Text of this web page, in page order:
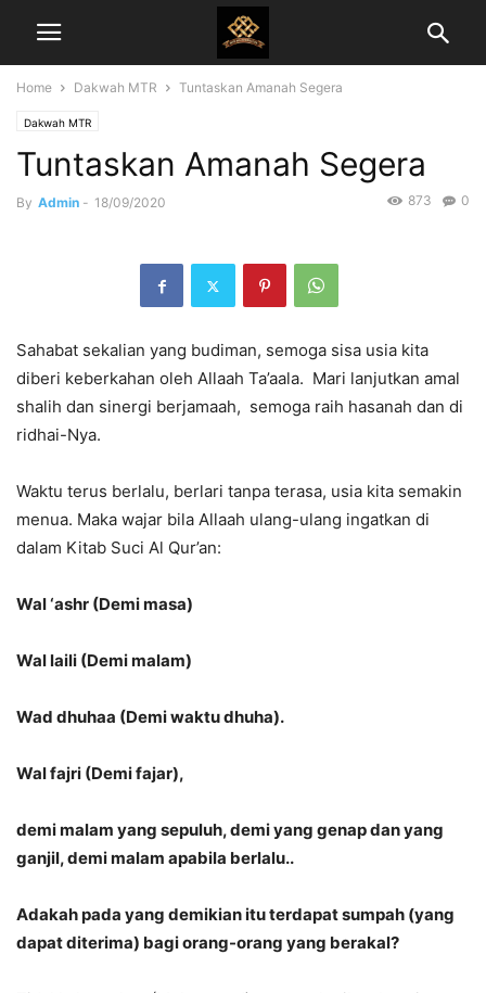
Home Dakwah MTR Tuntaskan Amanah Segera
Dakwah MTR
Tuntaskan Amanah Segera
By Admin - 18/09/2020 0
873
Sahabat sekalian yang budiman, semoga sisa usia kita
diberi keberkahan oleh Allaah Ta’aala. Mari lanjutkan amal
shalih dan sinergi berjamaah, semoga raih hasanah dan di
ridhai-Nya.
Waktu terus berlalu, berlari tanpa terasa, usia kita semakin
menua. Maka wajar bila Allaah ulang-ulang ingatkan di
dalam Kitab Suci Al Qur’an:
Wal ‘ashr (Demi masa)
Wal laili (Demi malam)
Wad dhuhaa (Demi waktu dhuha).
Wal fajri (Demi fajar),
demi malam yang sepuluh, demi yang genap dan yang
ganjil, demi malam apabila berlalu..
Adakah pada yang demikian itu terdapat sumpah (yang
dapat diterima) bagi orang-orang yang berakal?